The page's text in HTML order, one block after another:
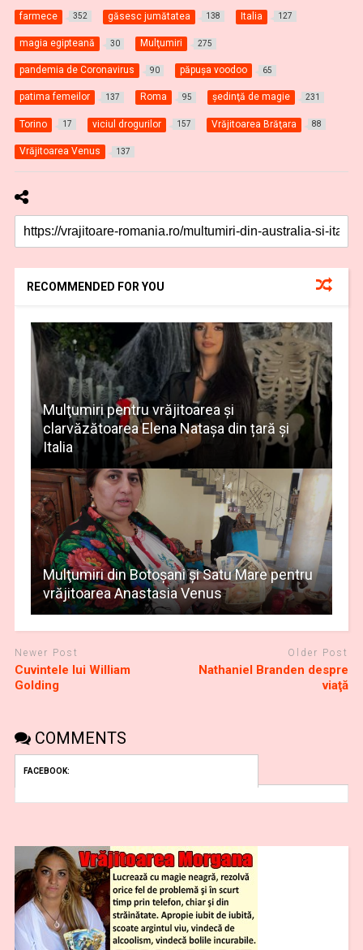
farmece 352 găsesc jumătatea 138 Italia 127
magia egipteană 30 Mulţumiri 275
pandemia de Coronavirus 90 păpuşa voodoo 65
patima femeilor 137 Roma 95 şedinţă de magie 231
Torino 17 viciul drogurilor 157 Vrăjitoarea Brăţara 88
Vrăjitoarea Venus 137
RECOMMENDED FOR YOU
Mulţumiri pentru vrăjitoarea și
clarvăzătoarea Elena Natașa din țară și
Italia
Mulţumiri din Botoșani și Satu Mare pentru
vrăjitoarea Anastasia Venus
Newer Post
Cuvintele lui William
Golding
Older Post
Nathaniel Branden despre
viaţă
COMMENTS
FACEBOOK: